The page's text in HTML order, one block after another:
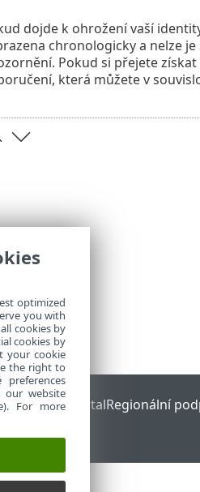
dojde k ohrožení vaší
chronologicky a nelze
Pokud si přejete
která můžete v
Status PortalRegionální
optimized
you with
cookies by
cookies by
your cookie
the right to
our website
For more